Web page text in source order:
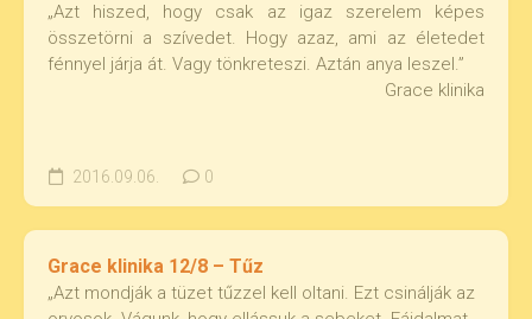
„Azt hiszed, hogy csak az igaz szerelem képes
összetörni a szívedet. Hogy azaz, ami az életedet
fénnyel járja át. Vagy tönkreteszi. Aztán anya leszel.”
Grace klinika
2016.09.06. 0
Grace klinika 12/8 – Tűz
„Azt mondják a tüzet tűzzel kell oltani. Ezt csinálják az